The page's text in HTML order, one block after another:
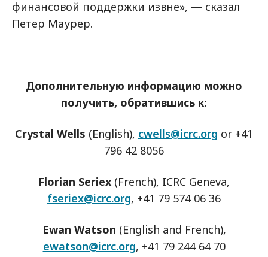
финансовой поддержки извне», — сказал
Петер Маурер.
Дополнительную информацию можно
получить, обратившись к:
Crystal Wells (English), cwells@icrc.org or +41
796 42 8056
Florian Seriex (French), ICRC Geneva,
fseriex@icrc.org, +41 79 574 06 36
Ewan Watson (English and French),
ewatson@icrc.org, +41 79 244 64 70